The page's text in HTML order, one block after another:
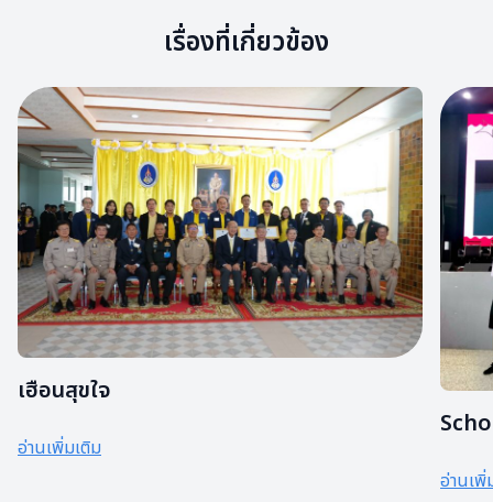
เรื่องที่เกี่ยวข้อง
เฮือนสุขใจ
อ่านเพิ่มเติม
อ่านเพิ่